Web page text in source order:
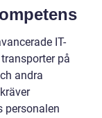
IT-
på
andra
personalen